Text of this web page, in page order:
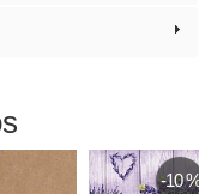
-10 %